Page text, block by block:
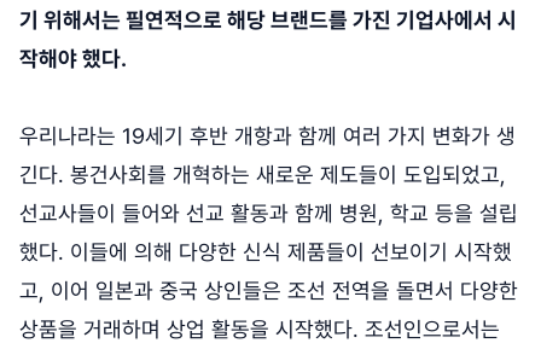
기 위해서는 필연적으로 해당 브랜드를 가진 기업사에서 시
작해야 했다.
우리나라는 19세기 후반 개항과 함께 여러 가지 변화가 생
긴다. 봉건사회를 개혁하는 새로운 제도들이 도입되었고,
선교사들이 들어와 선교 활동과 함께 병원, 학교 등을 설립
했다. 이들에 의해 다양한 신식 제품들이 선보이기 시작했
고, 이어 일본과 중국 상인들은 조선 전역을 돌면서 다양한
상품을 거래하며 상업 활동을 시작했다. 조선인으로서는